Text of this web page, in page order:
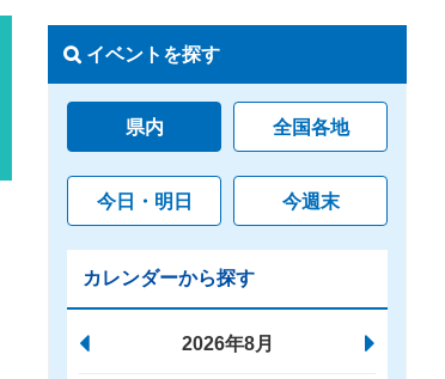
イベントを探す
県内 全国各地
今日・明日 今週末
カレンダーから探す
2026年8月